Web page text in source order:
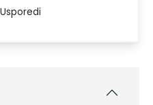
Usporedi